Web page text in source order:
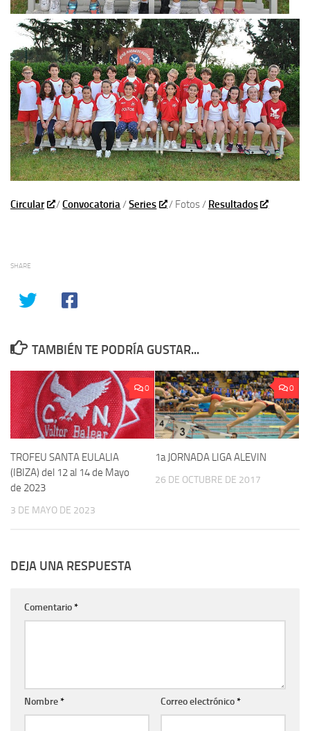
Circular /Convocatoria/Series / Fotos / Resultados
SHARE
TAMBIÉN TE PODRÍA GUSTAR...
0
TROFEU SANTA EULALIA
(IBIZA) del 12 al 14 de Mayo
de 2023
3 DE MAYO DE 2023
0
1a JORNADA LIGA ALEVIN
26 DE OCTUBRE DE 2017
DEJA UNA RESPUESTA
Comentario*
Nombre* Correo electrónico*